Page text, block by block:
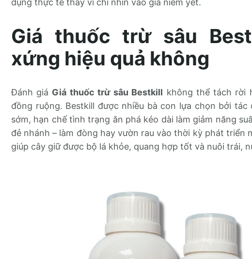
Giá thuốc trừ sâu
xứng hiệu quả không
Đánh giá Giá thuốc trừ sâu Bestkill không thể tách rời
đồng ruộng. Bestkill được nhiều bà con lựa chọn bởi tác
sớm, hạn chế tình trạng ăn phá kéo dài làm giảm năng
đẻ nhánh – làm đòng hay vườn rau vào thời kỳ phát triển
giúp cây giữ được bộ lá khỏe, quang hợp tốt và nuôi trái,